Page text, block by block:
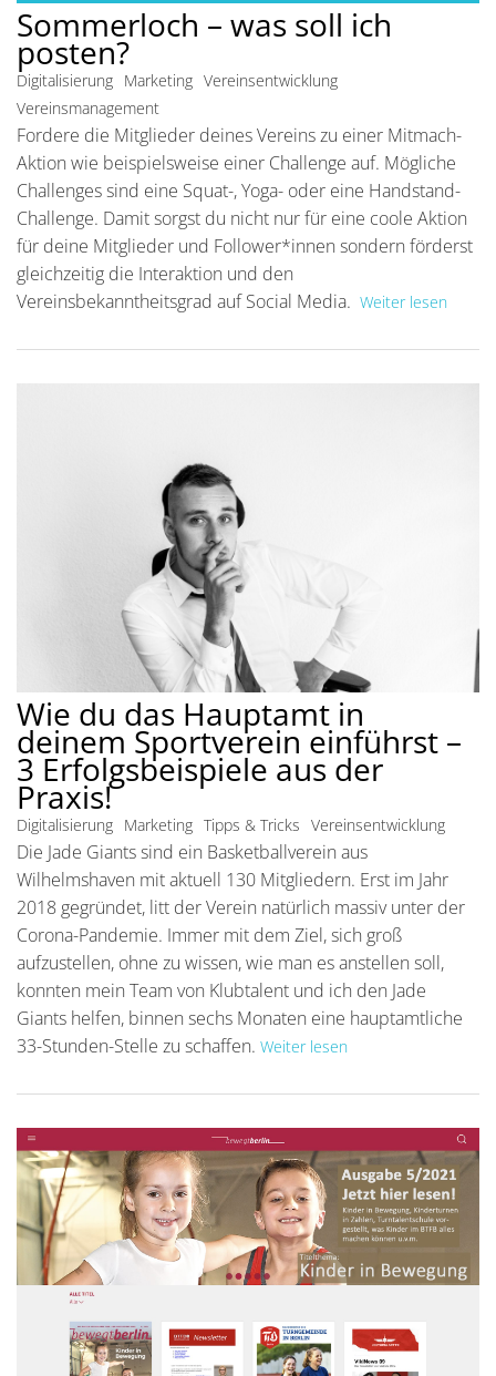
Sommerloch – was soll ich
posten?
Digitalisierung Marketing Vereinsentwicklung
Vereinsmanagement
Fordere die Mitglieder deines Vereins zu einer Mitmach-
Aktion wie beispielsweise einer Challenge auf. Mögliche
Challenges sind eine Squat-, Yoga- oder eine Handstand-
Challenge. Damit sorgst du nicht nur für eine coole Aktion
für deine Mitglieder und Follower*innen sondern förderst
gleichzeitig die Interaktion und den
Vereinsbekanntheitsgrad auf Social Media. Weiter lesen
Wie du das Hauptamt in
deinem Sportverein einführst –
3 Erfolgsbeispiele aus der
Praxis!
Digitalisierung Marketing Tipps & Tricks Vereinsentwicklung
Die Jade Giants sind ein Basketballverein aus
Wilhelmshaven mit aktuell 130 Mitgliedern. Erst im Jahr
2018 gegründet, litt der Verein natürlich massiv unter der
Corona-Pandemie. Immer mit dem Ziel, sich groß
aufzustellen, ohne zu wissen, wie man es anstellen soll,
konnten mein Team von Klubtalent und ich den Jade
Giants helfen, binnen sechs Monaten eine hauptamtliche
33-Stunden-Stelle zu schaffen. Weiter lesen